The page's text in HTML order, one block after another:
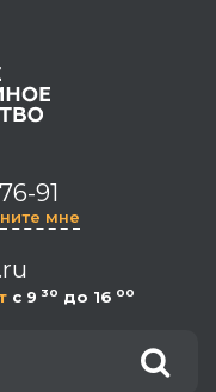
91
мне
c 9 30 до 16 00